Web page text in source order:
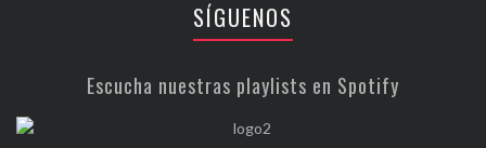
SÍGUENOS
Escucha nuestras playlists en Spotify